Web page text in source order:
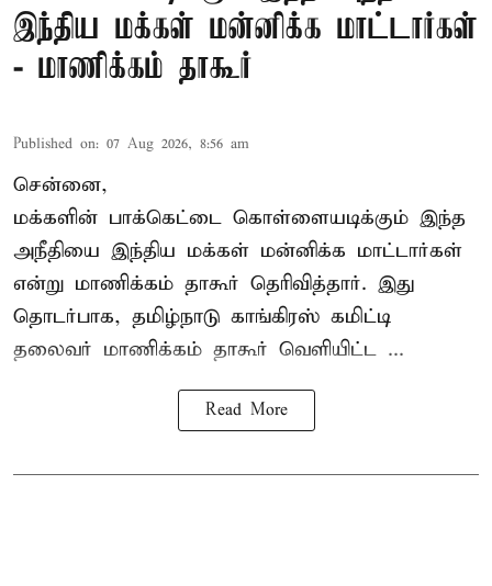
இந்திய மக்கள் மன்னிக்க மாட்டார்கள்
- மாணிக்கம் தாகூர்
Published on: 07 Aug 2026, 8:56 am
சென்னை,
மக்களின் பாக்கெட்டை கொள்ளையடிக்கும் இந்த
அநீதியை இந்திய மக்கள் மன்னிக்க மாட்டார்கள்
என்று மாணிக்கம் தாகூர் தெரிவித்தார். இது
தொடர்பாக, தமிழ்நாடு காங்கிரஸ் கமிட்டி
தலைவர் மாணிக்கம் தாகூர் வெளியிட்ட ...
Read More